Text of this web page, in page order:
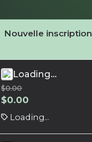
Nouvelle inscription
Loading...
$0.00
$0.00
Loading...